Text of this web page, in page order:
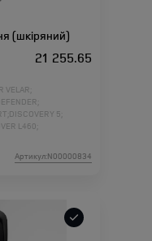
(шкіряний)
21 255.65
VELAR;
DISCOVERY 5;
L460;
Артикул:N00000834